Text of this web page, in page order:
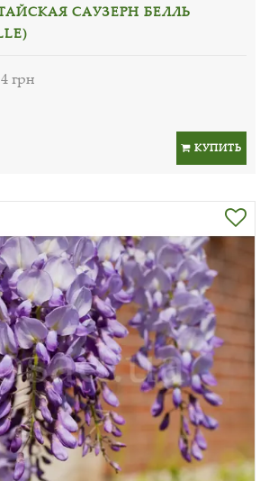
САУЗЕРН БЕЛЛЬ
грн
КУПИТЬ